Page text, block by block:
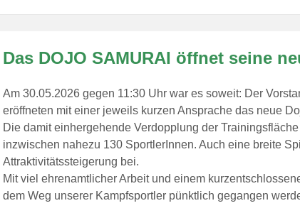
Das DOJO SAMURAI öffnet seine
Am 30.05.2026 gegen 11:30 Uhr war es soweit: Der
eröffneten mit einer jeweils kurzen Ansprache das neue
Die damit einhergehende Verdopplung der
inzwischen nahezu 130 SportlerInnen. Auch eine breite
Attraktivitätssteigerung bei.
Mit viel ehrenamtlicher Arbeit und einem
dem Weg unserer Kampfsportler pünktlich gegangen